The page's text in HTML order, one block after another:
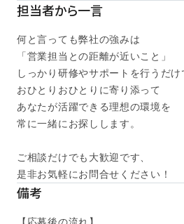
担当者から一言
何と言っても弊社の強みは
「営業担当との距離が近いこと」
しっかり研修やサポートを行うだけ
おひとりおひとりに寄り添って
あなたが活躍できる理想の環境を
常に一緒にお探しします。
ご相談だけでも大歓迎です、
是非お気軽にお問合せください！
備考